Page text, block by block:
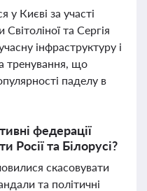
у Києві за участі
та Сергія
інфраструктуру і
тренування, що
паделу в
федерації
Росії та Білорусі?
скасовувати
та політичні